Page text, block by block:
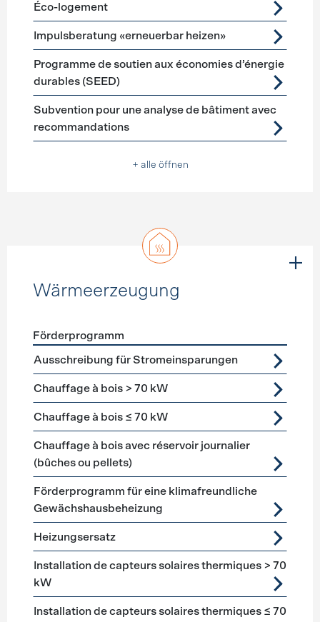
Éco-logement
Impulsberatung «erneuerbar heizen»
Programme de soutien aux économies d’énergie
durables (SEED)
Subvention pour une analyse de bâtiment avec
recommandations
+ alle öffnen
Wärmeerzeugung
Förderprogramme Wärmeerzeugung
Förderprogramm
Ausschreibung für Stromeinsparungen
Chauffage à bois > 70 kW
Chauffage à bois ≤ 70 kW
Chauffage à bois avec réservoir journalier
(bûches ou pellets)
Förderprogramm für eine klimafreundliche
Gewächshausbeheizung
Heizungsersatz
Installation de capteurs solaires thermiques > 70
kW
Installation de capteurs solaires thermiques ≤ 70